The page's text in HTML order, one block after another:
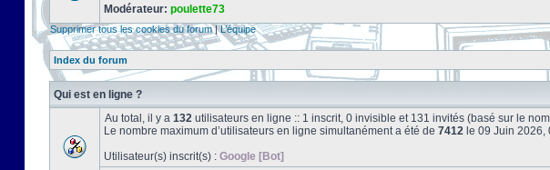
Modérateur: poulette73
Supprimer tous les cookies du forum|L’équipe
Index du forum
Qui est en ligne ?
Au total, il y a 132 utilisateurs en ligne :: 1 inscrit, 0 invisible et 131 invités (basé sur le
Le nombre maximum d’utilisateurs en ligne simultanément a été de 7412 le 09 Juin 2026,
Utilisateur(s) inscrit(s) : Google [Bot]